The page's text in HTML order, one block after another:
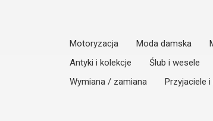
Motoryzacja Moda damska
Antyki i kolekcje
Ślub i wesele
Wymiana / zamiana
Przyjaciele i